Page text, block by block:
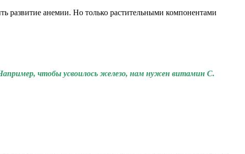
развитие анемии. Но только растительными компонентами
чтобы усвоилось железо, нам нужен витамин С.